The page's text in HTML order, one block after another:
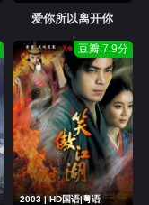
爱你所以离开你
2003 | HD国语|粤语
豆瓣:7.9分